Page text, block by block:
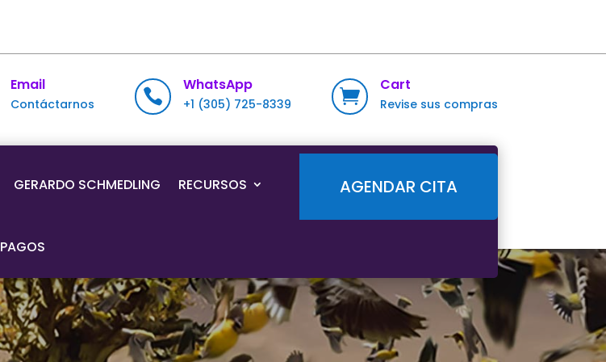
Email
Contáctarnos 
WhatsApp
+1 (305) 725-8339 
Cart
Revise sus compras
GERARDO SCHMEDLING RECURSOS
PAGOS
AGENDAR CITA